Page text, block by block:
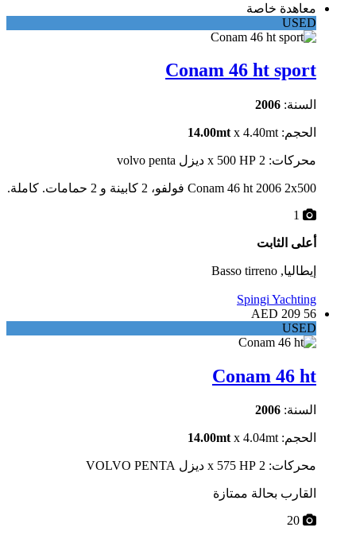
معاهدة خاصة
USED
Conam 46 ht sport
السنة: 2006
الحجم: 14.00mt x 4.40mt
محركات: 2 x 500 HP ديزل volvo penta
Conam 46 ht 2006 2x500 فولفو، 2 كابينة و 2 حمامات. كاملة.
أعلى الثابت
إيطاليا, Basso tirreno
Spingi Yachting
56 209 AED
USED
Conam 46 ht
السنة: 2006
الحجم: 14.00mtx 4.04mt
محركات: 2 x 575 HP ديزل VOLVO PENTA
القارب بحالة ممتازة